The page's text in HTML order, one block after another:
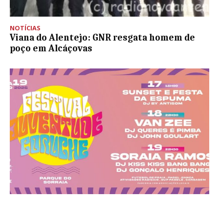
NOTÍCIAS
Viana do Alentejo: GNR resgata homem de
poço em Alcáçovas